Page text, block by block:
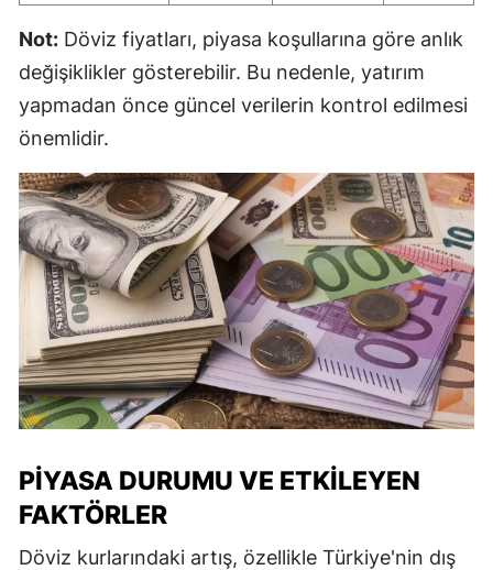
Not: Döviz fiyatları, piyasa koşullarına göre anlık
değişiklikler gösterebilir. Bu nedenle, yatırım
yapmadan önce güncel verilerin kontrol edilmesi
önemlidir.
PIYASA DURUMU VE ETKILEYEN
FAKTÖRLER
Döviz kurlarındaki artış, özellikle Türkiye'nin dış